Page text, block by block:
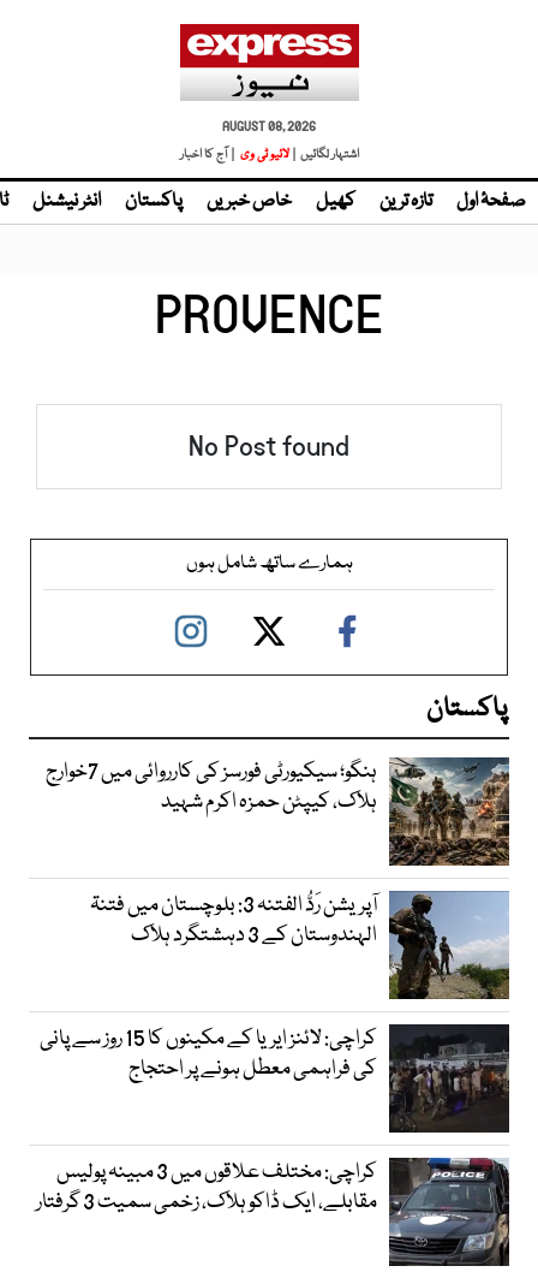
AUGUST 08, 2026
اشتہار لگائیں | لائیو ٹی وی | آج کا اخبار
صفحۂ اول تازہ ترین کھیل خاص خبریں پاکستان انٹر نیشنل
PROVENCE
No Post found
ہمارے ساتھ شامل ہوں
پاکستان
ہنگو؛ سیکیورٹی فورسز کی کارروائی میں 7خوارج
ہلاک، کیپٹن حمزہ اکرم شہید
آپریشن رَدُّ الفتنہ 3: بلوچستان میں فتنۃ
الہندوستان کے 3 دہشتگرد ہلاک
کراچی: لائنز ایریا کے مکینوں کا 15 روز سے پانی
کی فراہمی معطل ہونے پر احتجاج
کراچی: مختلف علاقوں میں 3 مبینہ پولیس
مقابلے، ایک ڈاکو ہلاک، زخمی سمیت 3 گرفتار